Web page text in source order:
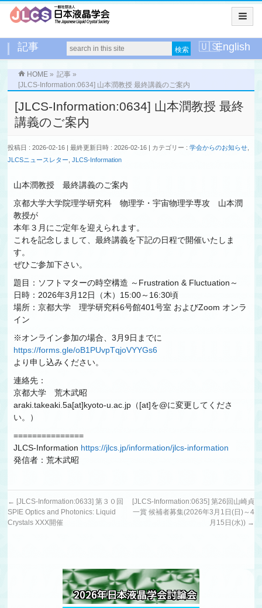
記事 English
HOME » 記事 »
[JLCS-Information:0634] 山本潤教授 最終講義のご案内
[JLCS-Information:0634] 山本潤教授 最終
講義のご案内
投稿日 : 2026-02-16 最終更新日時 : 2026-02-16 カテゴリー :学会からのお知らせ
JLCSニュースレター ,JLCS-Information
山本潤教授 最終講義のご案内
京都大学大学院理学研究科 物理学・宇宙物理学専攻 山本潤
教授が
本年３月にご定年を迎えられます。
これを記念しまして、最終講義を下記の日程で開催いたしま
す。
ぜひご参加下さい。
題目：ソフトマターの時空構造 ～Frustration & Fluctuation～
日時：2026年3月12日（木）15:00～16:30頃
場所：京都大学 理学研究科6号館401号室 およびZoom オンラ
イン
※オンライン参加の場合、3月9日までに
https://forms.gle/oB1PUvpTqjoVYYGs6
より申し込みください。
連絡先：
京都大学 荒木武昭
araki.takeaki.5a[at]kyoto-u.ac.jp（[at]を@に変更してくださ
い。）
===============
JLCS-Information https://jlcs.jp/information/jlcs-information
発信者：荒木武昭
← [JLCS-Information:0633] 第３０回
SPIE Optics and Photonics: Liquid
Crystals XXX開催
[JLCS-Information:0635] 第26回山崎貞
一賞 候補者募集(2026年3月1日(日)～4
月15日(水)) →